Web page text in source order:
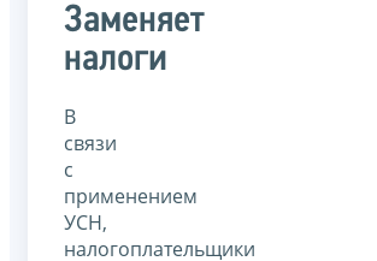
Заменяет
налоги
В
связи
с
применением
УСН,
налогоплательщики